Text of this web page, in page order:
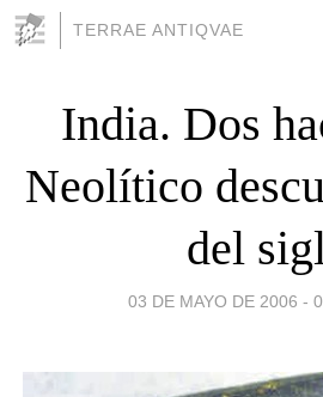
TERRAE ANTIQVAE
India. Dos
Neolítico
del
03 DE MAYO DE 2006 -